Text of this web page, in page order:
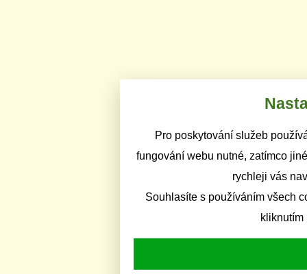
Pro poskytování služeb
fungování webu nutné, zatímco
rychleji vás
Souhlasíte s používáním všech
kliknutím